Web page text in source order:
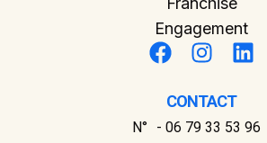
Engagement
CONTACT
N° - 06 79 33 53 96